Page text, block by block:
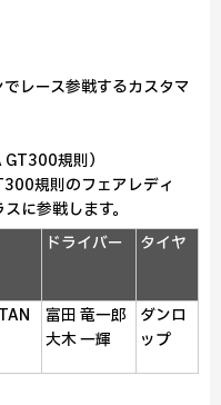
レース参戦するカスタマ
規則）
規則のフェアレディ
に参戦します。
ドライバー タイヤ
富田 竜一郎
大木 一輝
ダンロ
ップ